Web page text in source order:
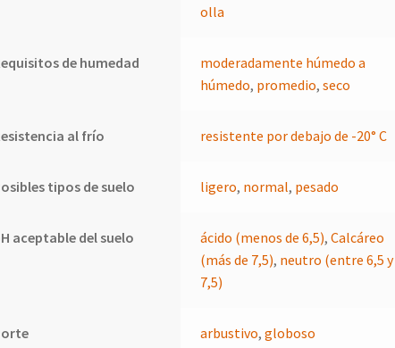
olla
de humedad
moderadamente húmedo a
húmedo, promedio,seco
al frío resistente por debajo de -20° C
tipos de suelo ligero, normal, pesado
aceptable del suelo ácido (menos de 6,5),Calcáreo
(más de 7,5), neutro (entre 6,5 y
7,5)
arbustivo,globoso